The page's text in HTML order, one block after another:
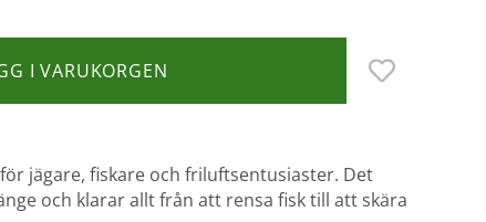
I VARUKORGEN
jägare, fiskare och friluftsentusiaster. Det
och klarar allt från att rensa fisk till att skära